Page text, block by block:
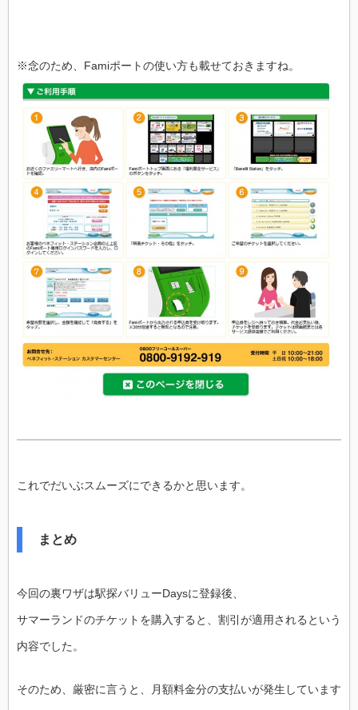
※念のため、Famiポートの使い方も載せておきますね。
これでだいぶスムーズにできるかと思います。
まとめ
今回の裏ワザは駅探バリューDaysに登録後、
サマーランドのチケットを購入すると、割引が適用されるという
内容でした。
そのため、厳密に言うと、月額料金分の支払いが発生しています